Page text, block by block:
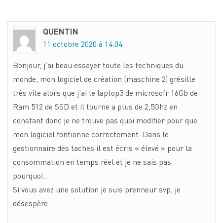
QUENTIN
11 octobre 2020 à 14:04
Bonjour, j’ai beau essayer toute les techniques du
monde, mon logiciel de création (maschine 2) grésille
très vite alors que j’ai le laptop3 de microsofr 16Gb de
Ram 512 de SSD et il tourne a plus de 2,5Ghz en
constant donc je ne trouve pas quoi modifier pour que
mon logiciel fontionne correctement. Dans le
gestionnaire des taches il est écris « élevé » pour la
consommation en temps réel et je ne sais pas
pourquoi…
Si vous avez une solution je suis prenneur svp, je
désespère…